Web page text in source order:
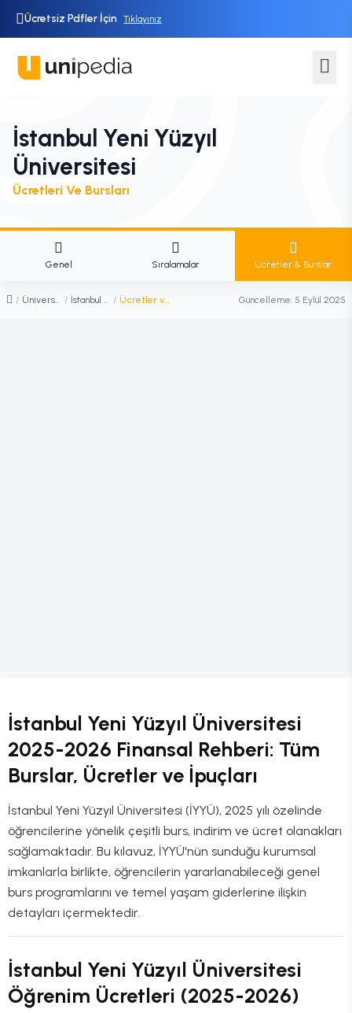
Ücretsiz Pdfler İçin Tıklayınız
İstanbul Yeni Yüzyıl
Üniversitesi
Ücretleri Ve Bursları
Genel Sıralamalar Ücretler & Burslar
/ Üniversiteler / İstanbul Yeni Yüzyıl Üniversitesi / Ücretler ve Burslar Güncelleme: 5 Eylül 2025
İstanbul Yeni Yüzyıl Üniversitesi
2025-2026 Finansal Rehberi: Tüm
Burslar, Ücretler ve İpuçları
İstanbul Yeni Yüzyıl Üniversitesi (İYYÜ), 2025 yılı özelinde
öğrencilerine yönelik çeşitli burs, indirim ve ücret olanakları
sağlamaktadır. Bu kılavuz, İYYÜ'nün sunduğu kurumsal
imkanlarla birlikte, öğrencilerin yararlanabileceği genel
burs programlarını ve temel yaşam giderlerine ilişkin
detayları içermektedir.
İstanbul Yeni Yüzyıl Üniversitesi
Öğrenim Ücretleri (2025-2026)